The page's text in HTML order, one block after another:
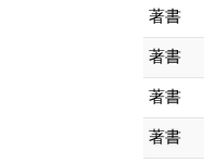
著書
著書
著書
著書